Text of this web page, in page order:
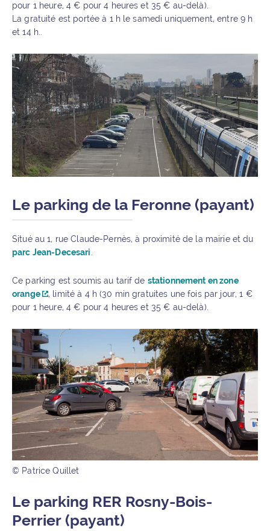
pour 1 heure, 4 € pour 4 heures et 35 € au-delà).
La gratuité est portée à 1 h le samedi uniquement, entre 9 h
et 14 h..
Le parking de la Feronne (payant)
Situé au 1, rue Claude-Pernès, à proximité de la mairie et du
parc Jean-Decesari.
Ce parking est soumis au tarif de stationnement en zone
orange
, limité à 4 h (30 min gratuites une fois par jour, 1 €
pour 1 heure, 4 € pour 4 heures et 35 € au-delà).
© Patrice Quillet
Le parking RER Rosny-Bois-
Perrier (payant)